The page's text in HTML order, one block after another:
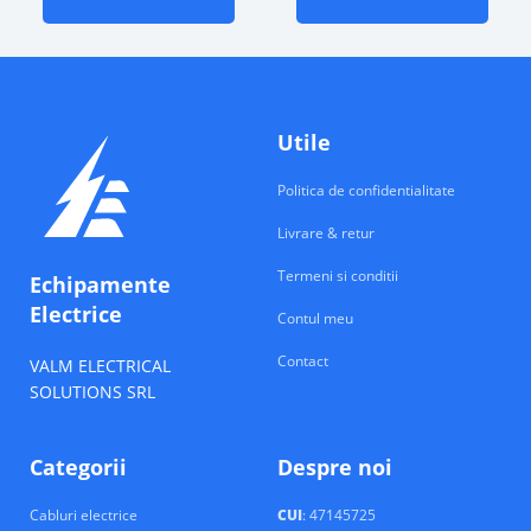
Echipamente
Electrice
VALM ELECTRICAL
SOLUTIONS SRL
Utile
Politica de confidentialitate
Livrare & retur
Termeni si conditii
Contul meu
Contact
Categorii
Cabluri electrice
Despre noi
CUI: 47145725